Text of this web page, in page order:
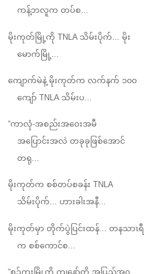
ကန့်ဘလူက တပ်စ...
မိုးကုတ်မြို့ကို TNLA သိမ်းပိုက်... မိုး
မောက်မြို့...
ကျောက်မဲနဲ့ မိုးကုတ်က လက်နက် ၁၀၀
ကျော် TNLA သိမ်းပ...
“ကာလုံ-အစည်းအဝေးအမီ
အပြောင်းအလဲ တခုခုဖြစ်အောင်
တရု...
မိုးကုတ်က စစ်တပ်စခန်း TNLA
သိမ်းပိုက်... ဟားခါးအနီ...
မိုးကုတ်မှာ တိုက်ပွဲပြင်းထန်... တနသာၤရီ
က စစ်ကောင်စ...
“စဉ့်ကူးမြို့ကို ကျနော်တို့ အပြည့်အ၀